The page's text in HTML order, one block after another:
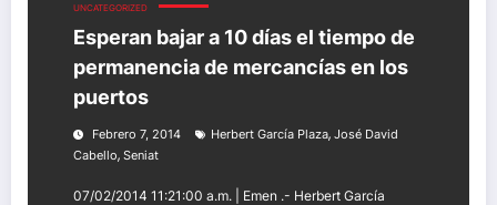
UNCATEGORIZED
Esperan bajar a 10 días el tiempo de
permanencia de mercancías en los
puertos
Febrero 7, 2014 Herbert García Plaza, José David
Cabello, Seniat
07/02/2014 11:21:00 a.m. | Emen .- Herbert García